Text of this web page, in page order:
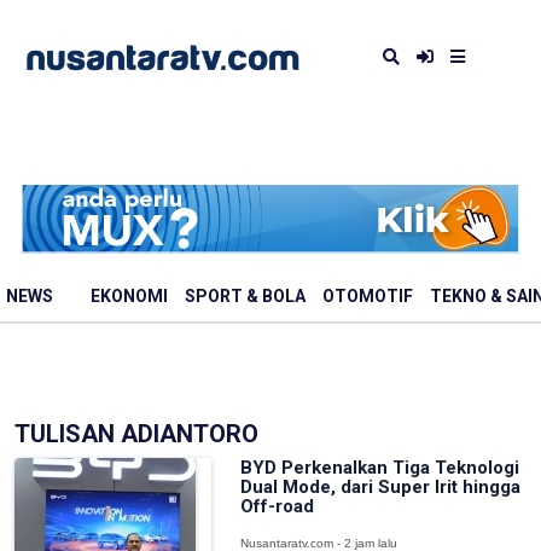
NEWS EKONOMI SPORT & BOLA OTOMOTIF TEKNO &
TULISAN ADIANTORO
BYD Perkenalkan Tiga Teknologi
Dual Mode, dari Super Irit hingga
Off-road
Nusantaratv.com - 2 jam lalu